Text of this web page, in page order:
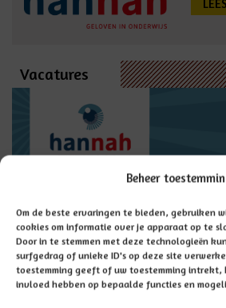
Beheer
Om de beste ervaringen te bieden, gebruiken
cookies om informatie over je apparaat op te
Door in te stemmen met deze technologieën
surfgedrag of unieke ID's op deze site
toestemming geeft of uw toestemming intrekt,
invloed hebben op bepaalde functies en
Vacatures